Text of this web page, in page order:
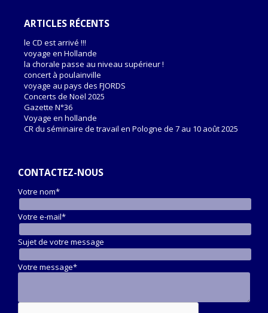
ARTICLES RÉCENTS
le CD est arrivé !!!
voyage en Hollande
la chorale passe au niveau supérieur !
concert à poulainville
voyage au pays des FJORDS
Concerts de Noël 2025
Gazette N°36
Voyage en hollande
CR du séminaire de travail en Pologne de 7 au 10 août 2025
CONTACTEZ-NOUS
Votre nom*
Votre e-mail*
Sujet de votre message
Votre message*